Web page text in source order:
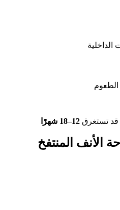
الداخلية
قد تستغرق 12–18 شهرًا
الأنف المنتفخ